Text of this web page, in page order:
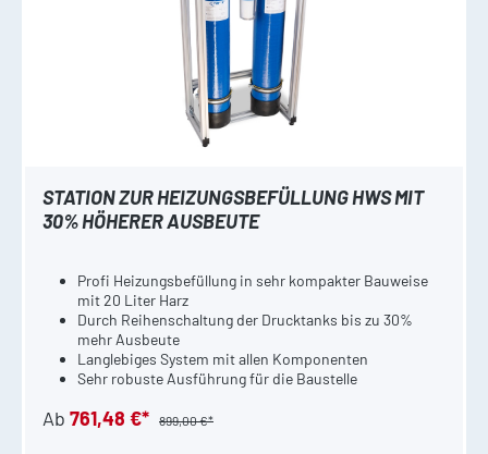
STATION ZUR HEIZUNGSBEFÜLLUNG HWS MIT
30% HÖHERER AUSBEUTE
Profi Heizungsbefüllung in sehr kompakter Bauweise
mit 20 Liter Harz
Durch Reihenschaltung der Drucktanks bis zu 30%
mehr Ausbeute
Langlebiges System mit allen Komponenten
Sehr robuste Ausführung für die Baustelle
Ab 761,48 €* 899,00 €*